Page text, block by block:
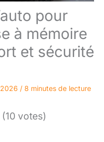
pour
à mémoire
et sécurité
/ 8 minutes de lecture
votes)